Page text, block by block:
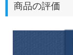
商品の評価